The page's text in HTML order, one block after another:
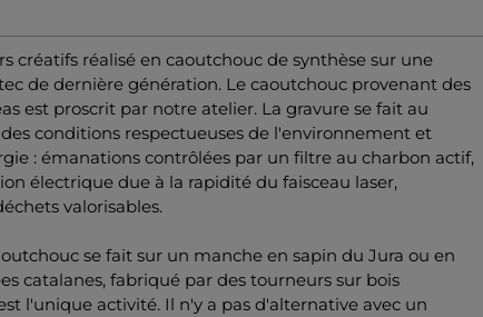
créatifs réalisé en caoutchouc de synthèse sur une
de dernière génération. Le caoutchouc provenant des
est proscrit par notre atelier. La gravure se fait au
conditions respectueuses de l'environnement et
: émanations contrôlées par un filtre au charbon actif,
électrique due à la rapidité du faisceau laser,
valorisables.
se fait sur un manche en sapin du Jura ou en
catalanes, fabriqué par des tourneurs sur bois
l'unique activité. Il n'y a pas d'alternative avec un